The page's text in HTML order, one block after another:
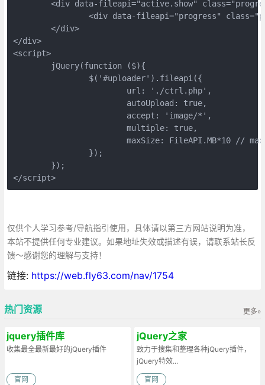
</div>
<script>
</script>
仅供个人学习参考/导航指引使用，具体请以第三方网站说明为准，
本站不提供任何专业建议。如果地址失效或描述有误，请联系站长反
馈～感谢您的理解与支持！
链接: https://web.fly63.com/nav/1754
更多»
热门资源
jquery插件库
收集最全最新最好的jQuery插件
官网
jQuery之家
致力于搜集和整理各种jQuery插件，
jQuery特效...
官网